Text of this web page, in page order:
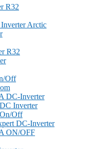
R32
Arctic
R32
Off
DC-Inverter
Inverter
Off
DC-Inverter
ON/OFF